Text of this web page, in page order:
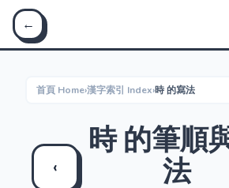
Stroke Master 筆順大師 - 學習中文筆順
←
首頁 Home›漢字索引 Index›時 的寫法
‹
時 的筆順
法